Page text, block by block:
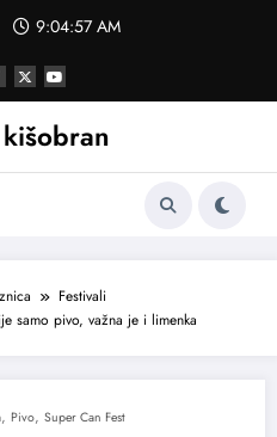
9:04:58 AM
Festivali
samo pivo, važna je i limenka
, Pivo, Super Can Fest